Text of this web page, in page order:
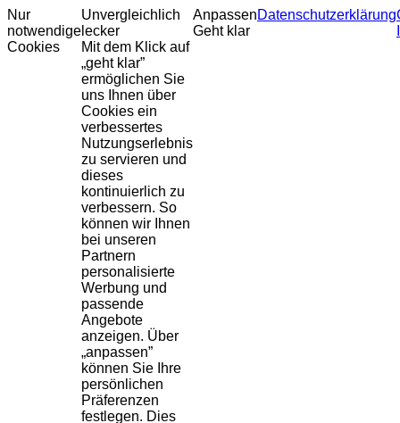
Nur
notwendige
Cookies
Unvergleichlich
lecker
Mit dem Klick auf
„geht klar”
ermöglichen Sie
uns Ihnen über
Cookies ein
verbessertes
Nutzungserlebnis
zu servieren und
dieses
kontinuierlich zu
verbessern. So
können wir Ihnen
bei unseren
Partnern
personalisierte
Werbung und
passende
Angebote
anzeigen. Über
„anpassen”
können Sie Ihre
persönlichen
Präferenzen
festlegen. Dies
Anpassen
Geht klar
Datenschutzerklärung